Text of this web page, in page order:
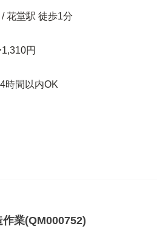
花堂駅 徒歩1分
円
時間以内OK
業(QM000752)